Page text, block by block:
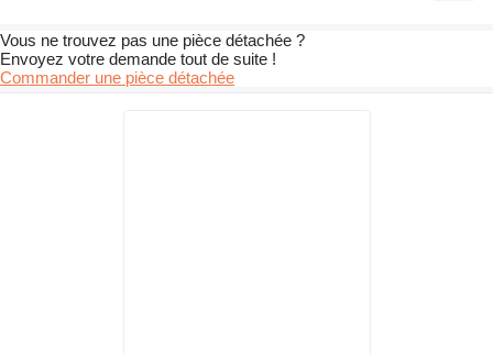
Vous ne trouvez pas une pièce détachée ?
Envoyez votre demande tout de suite !
Commander une pièce détachée